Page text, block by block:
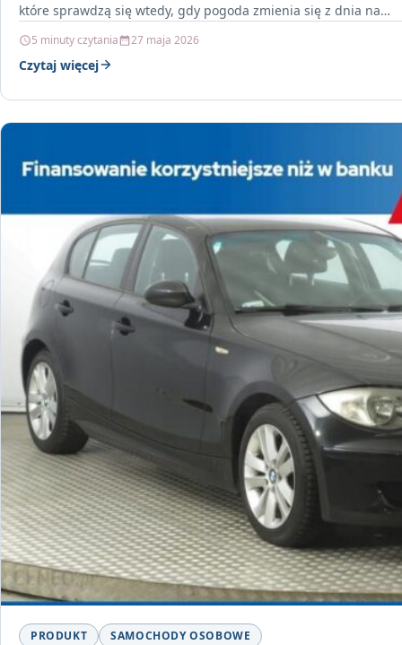
które sprawdzą się wtedy, gdy pogoda zmienia się z dnia na…
5 minuty czytania 27 maja 2026
Czytaj więcej
PRODUKT SAMOCHODY OSOBOWE